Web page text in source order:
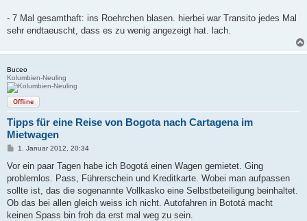
- 7 Mal gesamthaft: ins Roehrchen blasen. hierbei war Transito jedes Mal
sehr endtaeuscht, dass es zu wenig angezeigt hat. lach.
Buceo
Kolumbien-Neuling
Offline
Tipps für eine Reise von Bogota nach Cartagena im
Mietwagen
B
i
r
a
1. Januar 2012, 20:34
Vor ein paar Tagen habe ich Bogotá einen Wagen gemietet. Ging
problemlos. Pass, Führerschein und Kreditkarte. Wobei man aufpassen
sollte ist, das die sogenannte Vollkasko eine Selbstbeteiligung beinhaltet.
Ob das bei allen gleich weiss ich nicht. Autofahren in Bototá macht
keinen Spass bin froh da erst mal weg zu sein.